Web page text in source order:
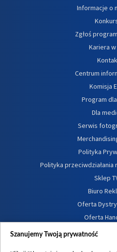
Informacje o
Zgłoś
Kariera w
Centrum
Komisja
Program
Dla
Serwis
Polityka
Polityka przeciwdziałania
Sklep
Biuro
Oferta
Oferta
Szanujemy Twoją prywatność